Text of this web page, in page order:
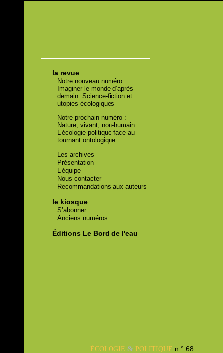
la revue
Notre nouveau numéro :
Imaginer le monde d’après-
demain. Science-fiction et
utopies écologiques
Notre prochain numéro :
Nature, vivant, non-humain.
L’écologie politique face au
tournant ontologique
Les archives
Présentation
L’équipe
Nous contacter
Recommandations aux auteurs
le kiosque
S’abonner
Anciens numéros
Éditions Le Bord de l'eau
ÉCOLOGIE& POLITIQUE n ° 68